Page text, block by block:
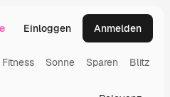
Einloggen Anmelden
Fitness Sonne Sparen Blitz